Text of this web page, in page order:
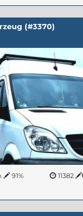
(#3370)
91% 11382